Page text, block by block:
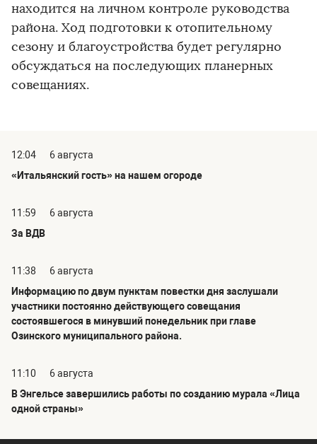
находится на личном контроле руководства
района. Ход подготовки к отопительному
сезону и благоустройства будет регулярно
обсуждаться на последующих планерных
совещаниях.
12:04
6 августа
«Итальянский гость» на нашем огороде
11:59
6 августа
За ВДВ
11:38
6 августа
Информацию по двум пунктам повестки дня заслушали
участники постоянно действующего совещания
состоявшегося в минувший понедельник при главе
Озинского муниципального района.
11:10
6 августа
В Энгельсе завершились работы по созданию мурала «Лица
одной страны»